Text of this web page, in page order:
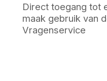
Direct toegang tot
maak gebruik van
Vragenservice